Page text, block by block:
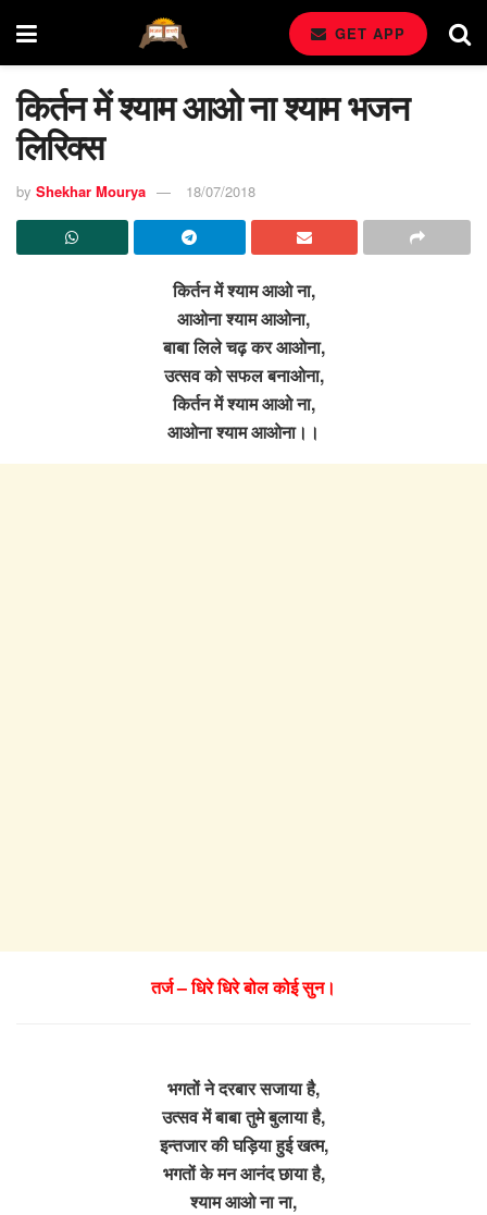
GET APP
किर्तन में श्याम आओ ना श्याम भजन
लिरिक्स
by Shekhar Mourya 18/07/2018
किर्तन में श्याम आओ ना,
आओना श्याम आओना,
बाबा लिले चढ़ कर आओना,
उत्सव को सफल बनाओना,
किर्तन में श्याम आओ ना,
आओना श्याम आओना।।
तर्ज – धिरे धिरे बोल कोई सुन।
भगतों ने दरबार सजाया है,
उत्सव में बाबा तुमे बुलाया है,
इन्तजार की घड़िया हुई खत्म,
भगतों के मन आनंद छाया है,
श्याम आओ ना ना,